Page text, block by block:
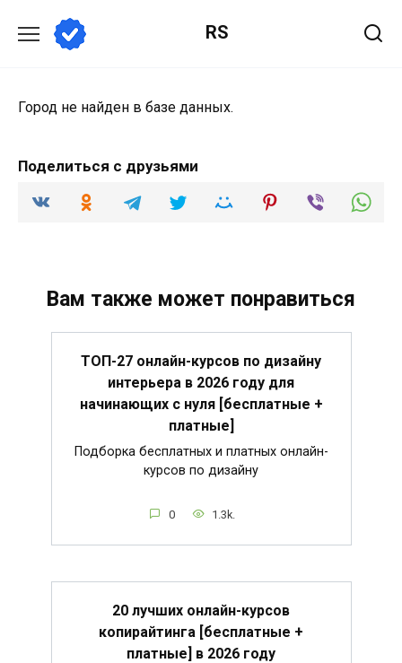
содержанию
RS
Город не найден в базе данных.
Поделиться с друзьями
Вам также может понравиться
ТОП-27 онлайн-курсов по дизайну
интерьера в 2026 году для
начинающих с нуля [бесплатные +
платные]
Подборка бесплатных и платных онлайн-
курсов по дизайну
0 1.3k.
20 лучших онлайн-курсов
копирайтинга [бесплатные +
платные] в 2026 году